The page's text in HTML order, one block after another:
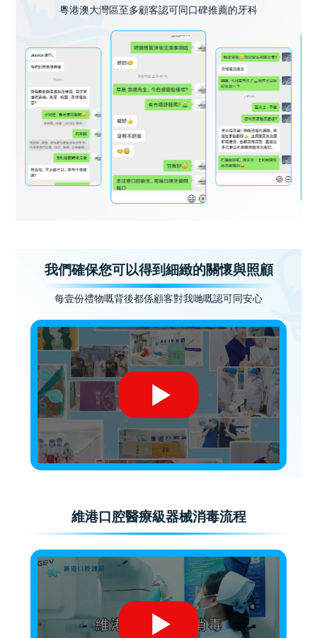
粵港澳大灣區至多顧客認可同口碑推薦的牙科
我們確保您可以得到細緻的關懷與照顧
每壹份禮物嘅背後都係顧客對我哋嘅認可同安心
維港口腔醫療級器械消毒流程